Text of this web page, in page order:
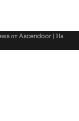
отAscendoor | На